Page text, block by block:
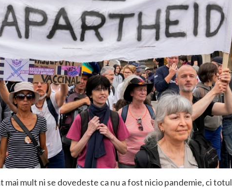
mai mult ni se dovedeste ca nu a fost nicio pandemie, ci